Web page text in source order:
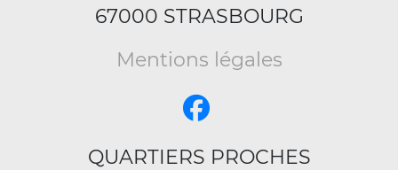
67000 STRASBOURG
Mentions légales
QUARTIERS PROCHES